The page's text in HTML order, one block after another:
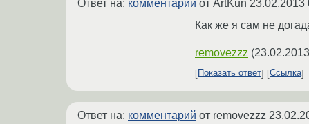
Ответ на: комментарий от ArtKun 23.02.2013
Как же я сам не
removezzz (
Показать ответ
Ссылка
Ответ на: комментарий от removezzz